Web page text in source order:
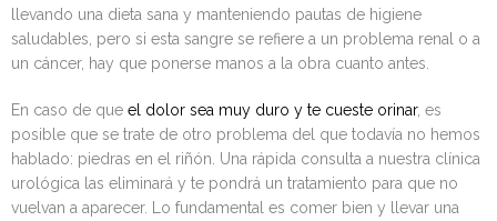
llevando una dieta sana y manteniendo pautas de higiene
saludables, pero si esta sangre se refiere a un problema renal o a
un cáncer, hay que ponerse manos a la obra cuanto antes.
En caso de que el dolor sea muy duro y te cueste orinar, es
posible que se trate de otro problema del que todavía no hemos
hablado: piedras en el riñón. Una rápida consulta a nuestra clínica
urológica las eliminará y te pondrá un tratamiento para que no
vuelvan a aparecer. Lo fundamental es comer bien y llevar una